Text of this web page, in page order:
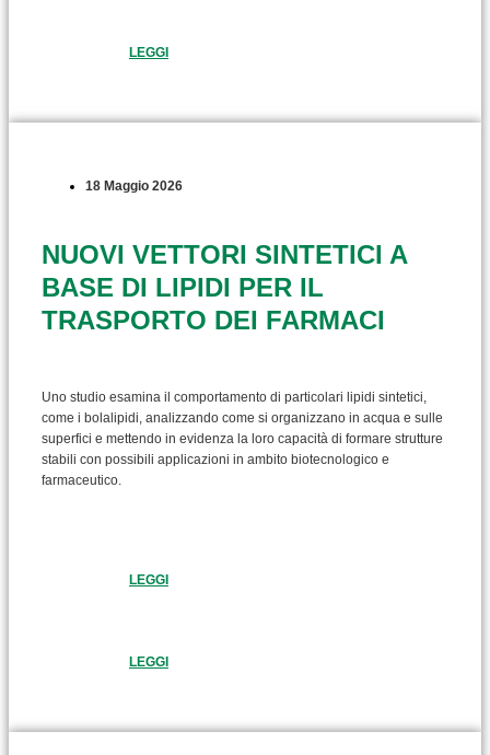
LEGGI
18 Maggio 2026
NUOVI VETTORI SINTETICI A
BASE DI LIPIDI PER IL
TRASPORTO DEI FARMACI
Uno studio esamina il comportamento di particolari lipidi sintetici,
come i bolalipidi, analizzando come si organizzano in acqua e sulle
superfici e mettendo in evidenza la loro capacità di formare strutture
stabili con possibili applicazioni in ambito biotecnologico e
farmaceutico.
LEGGI
LEGGI